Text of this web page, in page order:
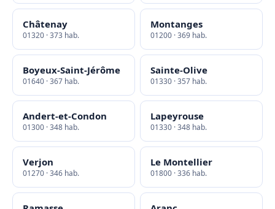
Châtenay
01320 · 373 hab.
Montanges
01200 · 369 hab.
Boyeux-Saint-Jérôme
01640 · 367 hab.
Sainte-Olive
01330 · 357 hab.
Andert-et-Condon
01300 · 348 hab.
Lapeyrouse
01330 · 348 hab.
Verjon
01270 · 346 hab.
Le Montellier
01800 · 336 hab.